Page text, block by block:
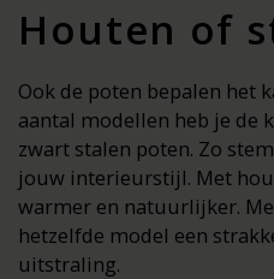
Houten of
Ook de poten bepalen het
aantal modellen heb je de
zwart stalen poten. Zo
jouw interieurstijl. Met
warmer en natuurlijker.
hetzelfde model een
uitstraling.